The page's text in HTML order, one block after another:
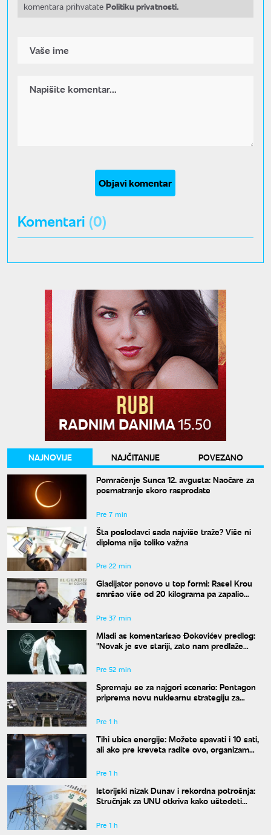
komentara prihvatate Politiku privatnosti.
Objavi komentar
Komentari (0)
NAJNOVIJE NAJČITANIJE
POVEZANO
Pomračenje Sunca 12. avgusta: Naočare za
posmatranje skoro rasprodate
Pre 7 min
Šta poslodavci sada najviše traže? Više ni
diploma nije toliko važna
Pre 22 min
Gladijator ponovo u top formi: Rasel Krou
smršao više od 20 kilograma pa zapalio
Pre 37 min
Mladi as komentarisao Đokovićev predlog:
"Novak je sve stariji, zato nam predlaže
Pre 52 min
Spremaju se za najgori scenario: Pentagon
priprema novu nuklearnu strategiju za
Pre 1 h
Tihi ubica energije: Možete spavati i 10 sati,
ali ako pre kreveta radite ovo, organizam
Pre 1 h
Istorijski nizak Dunav i rekordna potrošnja:
Stručnjak za UNU otkriva kako uštedeti
Pre 1 h